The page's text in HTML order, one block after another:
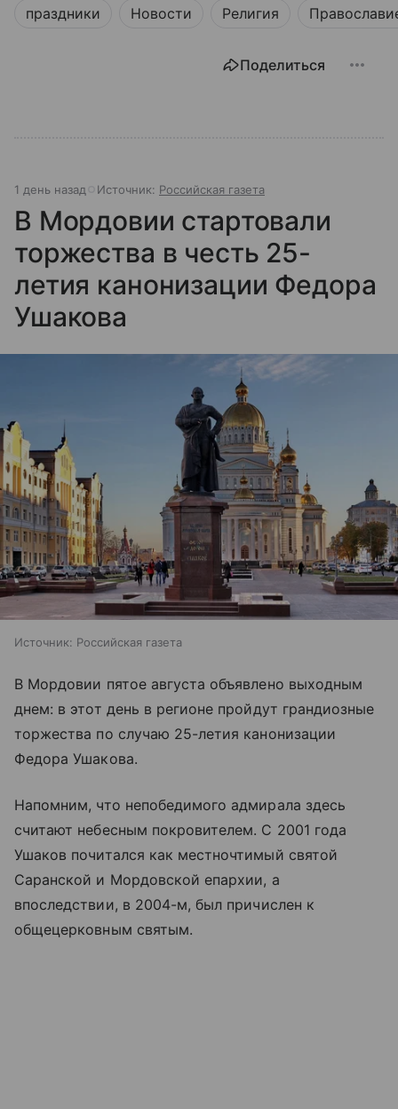
праздники Новости Религия
Поделиться
1 день назад Источник: Российская газета
В Мордовии стартовали
торжества в честь 25-
летия канонизации Федора
Ушакова
Источник: Российская газета
В Мордовии пятое августа объявлено выходным
днем: в этот день в регионе пройдут грандиозные
торжества по случаю 25-летия канонизации
Федора Ушакова.
Напомним, что непобедимого адмирала здесь
считают небесным покровителем. С 2001 года
Ушаков почитался как местночтимый святой
Саранской и Мордовской епархии, а
впоследствии, в 2004-м, был причислен к
общецерковным святым.